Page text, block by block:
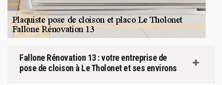
Fallone Rénovation 13 : votre entreprise de
pose de cloison à Le Tholonet et ses environs